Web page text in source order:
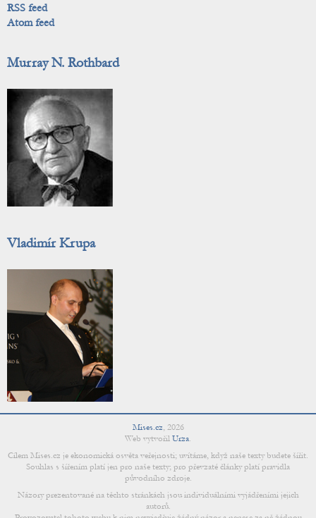
RSS feed
Atom feed
Murray N. Rothbard
Vladimír Krupa
Mises.cz, 2026
Web vytvořil Urza.
Cílem Mises.cz je ekonomická osvěta veřejnosti; uvítáme, když naše texty budete šířit.
Souhlas s šířením platí jen pro naše texty; pro převzaté články platí pravidla
původního zdroje.
Názory prezentované na těchto stránkách jsou individuálními vyjádřeními jejich
autorů.